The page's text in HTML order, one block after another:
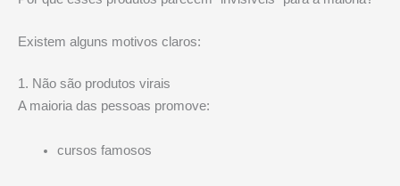
Existem alguns motivos claros:
1. Não são produtos virais
A maioria das pessoas promove:
cursos famosos